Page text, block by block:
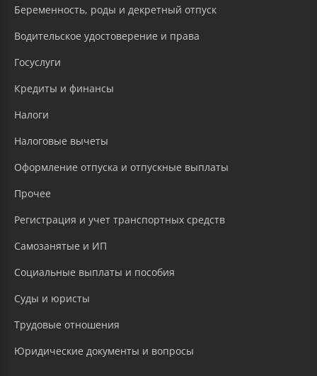
Беременность, роды и декретный отпуск
Водительское удостоверение и права
Госуслуги
Кредиты и финансы
Налоги
Налоговые вычеты
Оформление отпуска и отпускные выплаты
Прочее
Регистрация и учет транспортных средств
Самозанятые и ИП
Социальные выплаты и пособия
Суды и юристы
Трудовые отношения
Юридические документы и вопросы